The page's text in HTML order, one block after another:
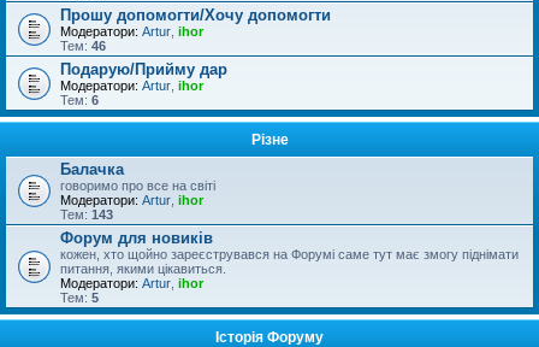
Прошу допомогти/Хочу допомогти
Модератори: Artur ihor
Тем: 46
Подарую/Прийму дар
Модератори: Artur ihor
Тем: 6
Різне
Балачка
говоримо про все на світі
Модератори: Artur ihor
Тем: 143
Форум для новиків
кожен, хто щойно зареєструвався на Форумі саме тут має змогу піднімати
питання, якими цікавиться.
Модератори: Artur ihor
Тем: 5
Історія Форуму